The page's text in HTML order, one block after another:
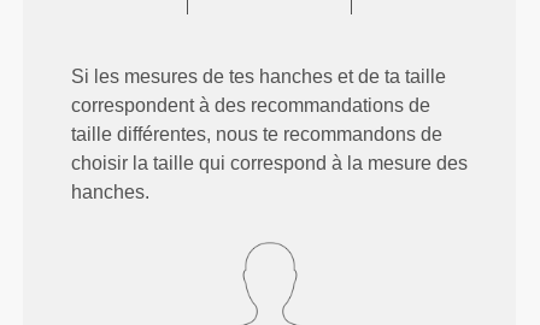
Si les mesures de tes hanches et de ta taille
correspondent à des recommandations de
taille différentes, nous te recommandons de
choisir la taille qui correspond à la mesure des
hanches.